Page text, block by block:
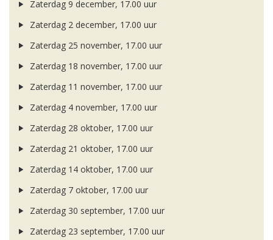
Zaterdag 9 december, 17.00 uur
Zaterdag 2 december, 17.00 uur
Zaterdag 25 november, 17.00 uur
Zaterdag 18 november, 17.00 uur
Zaterdag 11 november, 17.00 uur
Zaterdag 4 november, 17.00 uur
Zaterdag 28 oktober, 17.00 uur
Zaterdag 21 oktober, 17.00 uur
Zaterdag 14 oktober, 17.00 uur
Zaterdag 7 oktober, 17.00 uur
Zaterdag 30 september, 17.00 uur
Zaterdag 23 september, 17.00 uur